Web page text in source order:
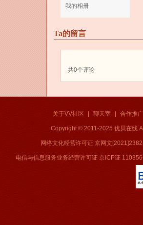
我的相册
Ta的留言
共0个评论
关于VV社区 聊天室 合作推广
Copyright © 2011-2025 优贝在线
网络文化经营许可证 京网文
电信与信息服务业务经营许可证 京ICP证